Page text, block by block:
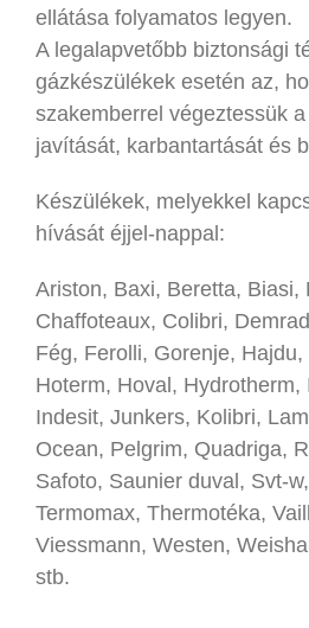
ellátása folyamatos legyen.
A legalapvetőbb biztonsági
gázkészülékek esetén az,
szakemberrel végeztessük
javítását, karbantartását és
Készülékek, melyekkel
hívását éjjel-nappal:
Ariston, Baxi, Beretta, Biasi,
Chaffoteaux, Colibri,
Fég, Ferolli, Gorenje,
Hoterm, Hoval, Hydrotherm,
Indesit, Junkers, Kolibri,
Ocean, Pelgrim, Quadriga,
Safoto, Saunier duval, Svt-
Termomax, Thermotéka,
Viessmann, Westen,
stb.